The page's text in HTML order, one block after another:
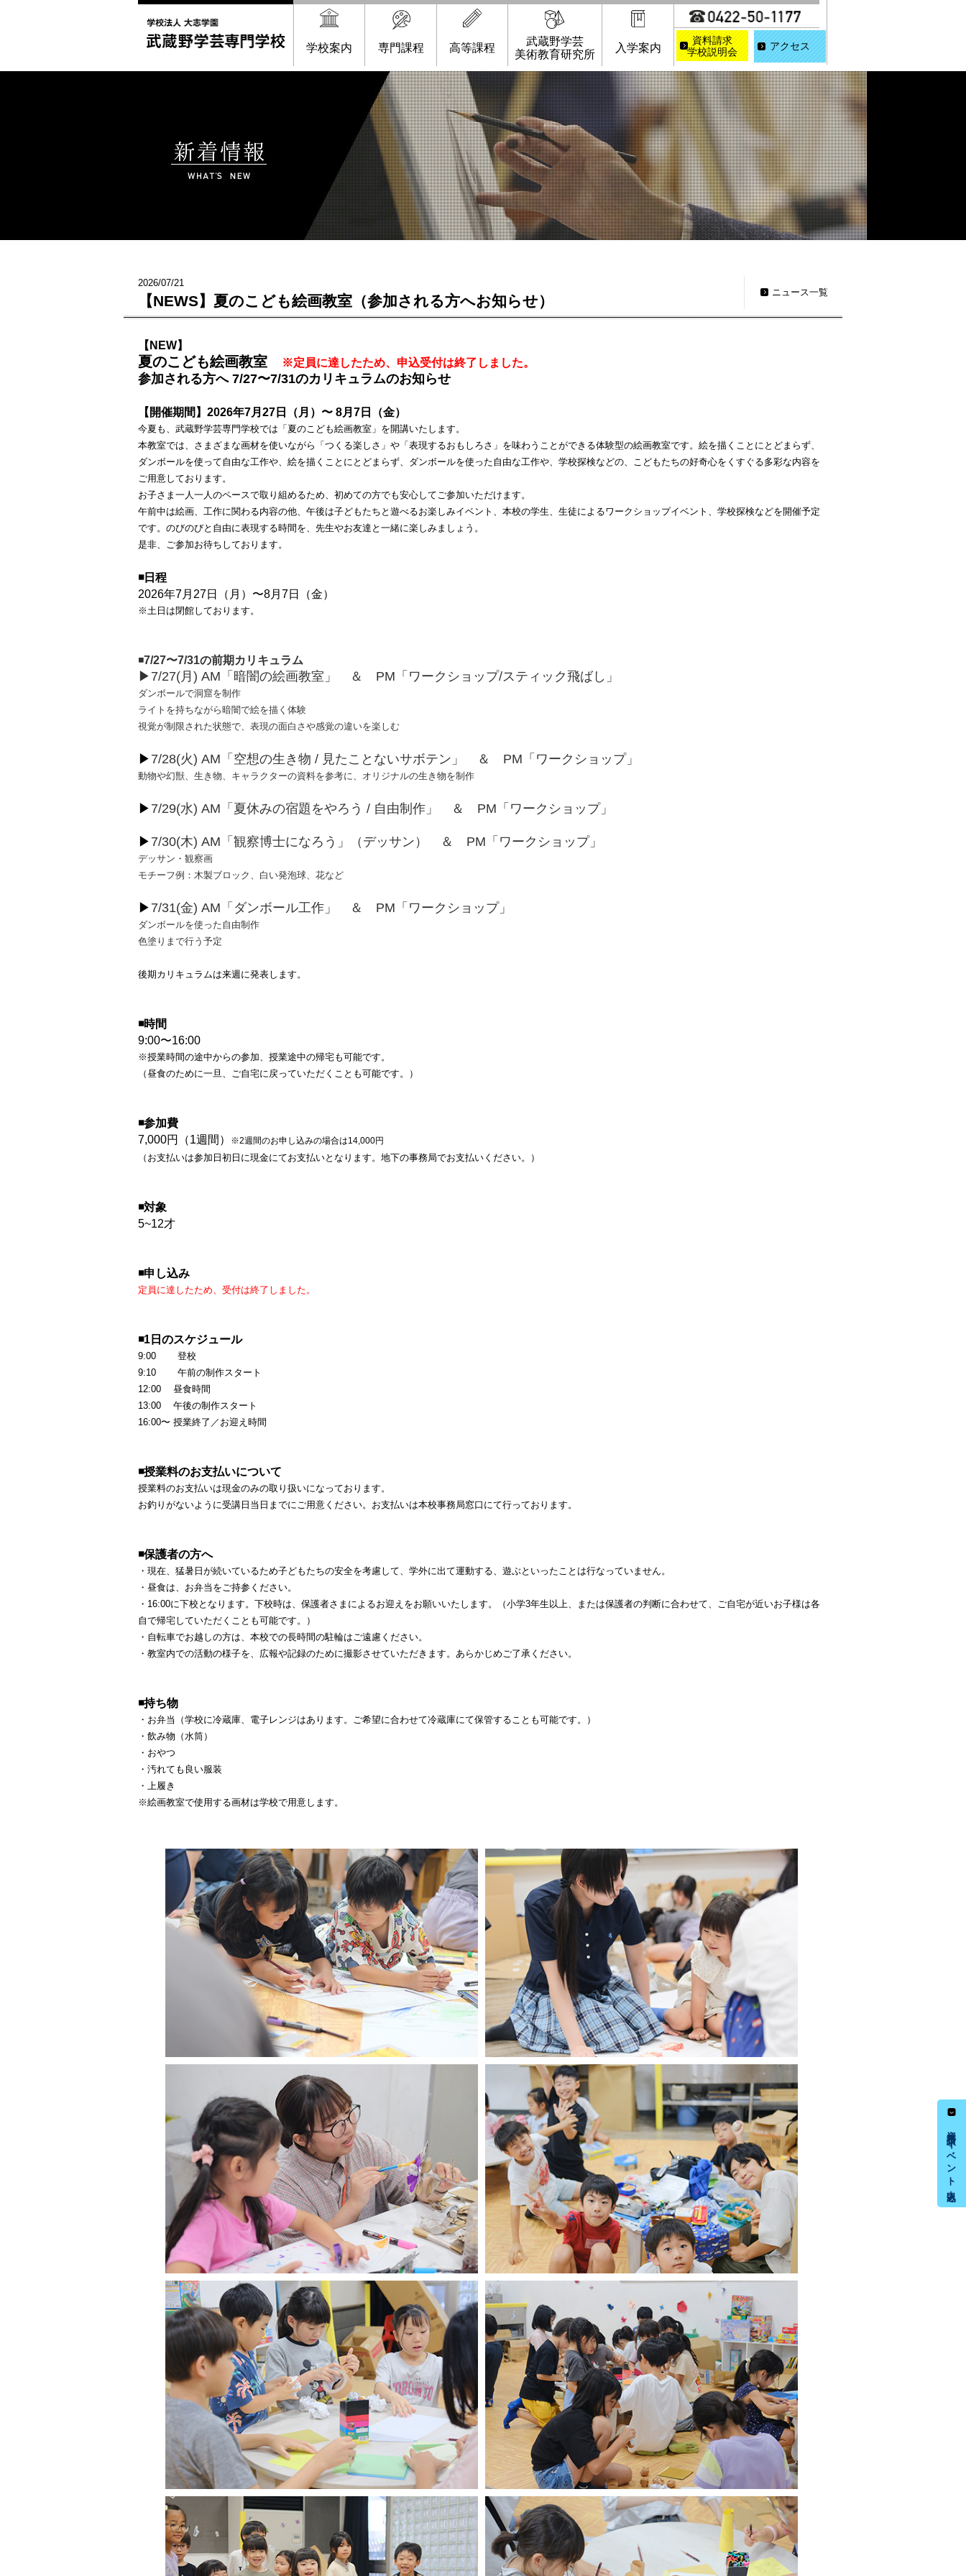
学校案内 専門課程 高等課程
武蔵野学芸
美術教育研究所
入学案内
資料請求
学校説明会
アクセス
ニュース一覧
2026/07/21
【NEWS】夏のこども絵画教室（参加される方へお知らせ）
【NEW】
夏のこども絵画教室 ※定員に達したため、申込受付は終了しました。
参加される方へ 7/27〜7/31のカリキュラムのお知らせ
【開催期間】2026年7月27日（月）〜 8月7日（金）
今夏も、武蔵野学芸専門学校では「夏のこども絵画教室」を開講いたします。
本教室では、さまざまな画材を使いながら「つくる楽しさ」や「表現するおもしろさ」を味わうことができる体験型の絵画教室です。絵を描くことにとどまらず、
ダンボールを使って自由な工作や、絵を描くことにとどまらず、ダンボールを使った自由な工作や、学校探検などの、こどもたちの好奇心をくすぐる多彩な内容を
ご用意しております。
お子さま一人一人のペースで取り組めるため、初めての方でも安心してご参加いただけます。
午前中は絵画、工作に関わる内容の他、午後は子どもたちと遊べるお楽しみイベント、本校の学生、生徒によるワークショップイベント、学校探検などを開催予定
です。のびのびと自由に表現する時間を、先生やお友達と一緒に楽しみましょう。
是非、ご参加お待ちしております。
◾️日程
2026年7月27日（月）〜8月7日（金）
※土日は閉館しております。
◾️7/27〜7/31の前期カリキュラム
▶︎7/27(月 ) AM 「暗闇の絵画教室」 ＆ PM 「ワークショップ/スティック飛ばし」
ダンボールで洞窟を制作
ライトを持ちながら暗闇で絵を描く体験
視覚が制限された状態で、表現の面白さや感覚の違いを楽しむ
▶︎ 7/28(火) AM 「空想の生き物 / 見たことないサボテン」 ＆ PM 「ワークショップ」
動物や幻獣、生き物、キャラクターの資料を参考に、オリジナルの生き物を制作
▶︎ 7/29(水) AM 「夏休みの宿題をやろう / 自由制作」 ＆ PM 「ワークショップ」
▶︎ 7/30(木) AM 「観察博士になろう」（デッサン） ＆ PM 「ワークショップ」
デッサン・観察画
モチーフ例：木製ブロック、白い発泡球、花など
▶︎ 7/31(金) AM 「ダンボール工作」 ＆ PM 「ワークショップ」
ダンボールを使った自由制作
色塗りまで行う予定
後期カリキュラムは来週に発表します。
◾️時間
9:00〜16:00
※授業時間の途中からの参加、授業途中の帰宅も可能です。
（昼食のために一旦、ご自宅に戻っていただくことも可能です。）
◾️参加費
7,000円（1週間）
※2週間のお申し込みの場合は14,000円
（お支払いは参加日初日に現金にてお支払いとなります。地下の事務局でお支払いください。）
◾️対象
5~12才
◾️申し込み
定員に達したため、受付は終了しました。
◾️1日のスケジュール
9:00 登校
9:10 午前の制作スタート
12:00 昼食時間
13:00 午後の制作スタート
16:00〜 授業終了／お迎え時間
◾️授業料のお支払いについて
授業料のお支払いは現金のみの取り扱いになっております。
お釣りがないように受講日当日までにご用意ください。お支払いは本校事務局窓口にて行っております。
◾️保護者の方へ
・現在、猛暑日が続いているため子どもたちの安全を考慮して、学外に出て運動する、遊ぶといったことは行なっていません。
・昼食は、お弁当をご持参ください。
・16:00に下校となります。下校時は、保護者さまによるお迎えをお願いいたします。（小学3年生以上、または保護者の判断に合わせて、ご自宅が近いお子様は各
自で帰宅していただくことも可能です。）
・自転車でお越しの方は、本校での長時間の駐輪はご遠慮ください。
・教室内での活動の様子を、広報や記録のために撮影させていただきます。あらかじめご了承ください。
◾️持ち物
・お弁当（学校に冷蔵庫、電子レンジはあります。ご希望に合わせて冷蔵庫にて保管することも可能です。）
・飲み物（水筒）
・おやつ
・汚れても良い服装
・上履き
※絵画教室で使用する画材は学校で用意します。
資料請求・イベント申込み